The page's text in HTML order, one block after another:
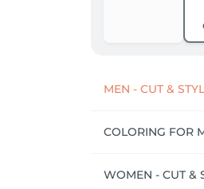
MEN - CUT &
COLORING FOR
WOMEN - CUT &